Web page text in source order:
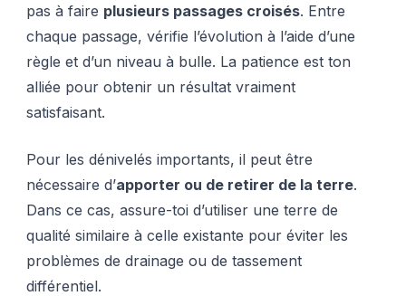
pas à faire plusieurs passages croisés. Entre
chaque passage, vérifie l’évolution à l’aide d’une
règle et d’un niveau à bulle. La patience est ton
alliée pour obtenir un résultat vraiment
satisfaisant.
Pour les dénivelés importants, il peut être
nécessaire d’apporter ou de retirer de la terre.
Dans ce cas, assure-toi d’utiliser une terre de
qualité similaire à celle existante pour éviter les
problèmes de drainage ou de tassement
différentiel.